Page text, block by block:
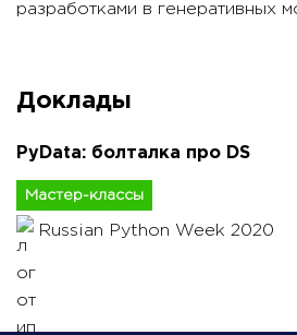
разработками в генеративных
Доклады
PyData: болталка про DS
Мастер-классы
Russian Python Week 2020